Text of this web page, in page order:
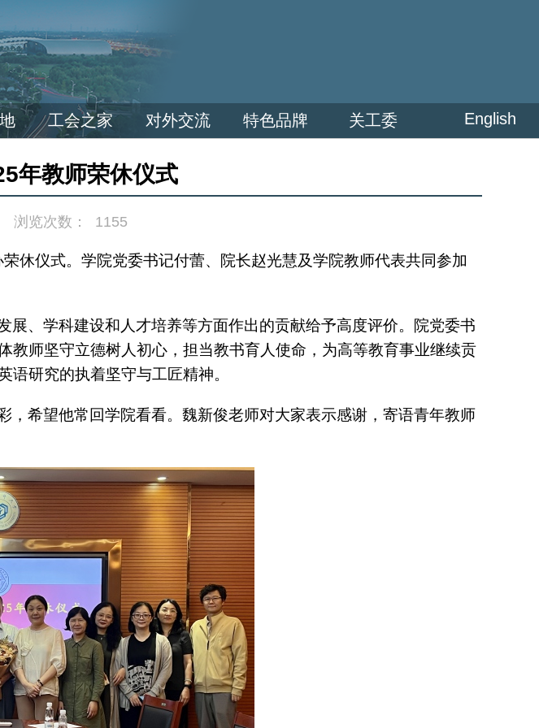
工会之家 对外交流 特色品牌 关工委 English
年教师荣休仪式
浏览次数： 1155
休仪式。学院党委书记付蕾、院长赵光慧及学院教师代表共同参加
、学科建设和人才培养等方面作出的贡献给予高度评价。院党委书
师坚守立德树人初心，担当教书育人使命，为高等教育事业继续贡
研究的执着坚守与工匠精神。
希望他常回学院看看。魏新俊老师对大家表示感谢，寄语青年教师